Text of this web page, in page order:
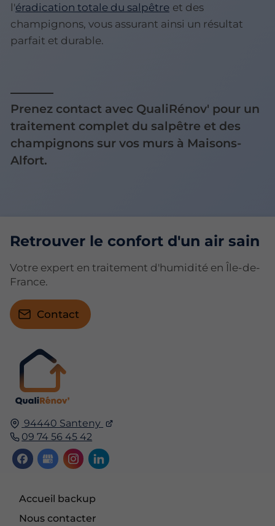
l'éradication totale du salpêtre et des
champignons, vous assurant ainsi un résultat
parfait et durable.
Prenez contact avec QualiRénov' pour un
traitement complet du salpêtre et des
champignons sur vos murs à Maisons-
Alfort.
94440 Santeny
09 74 56 45 42
Accueil backup
Nous contacter
Retrouver le confort d'un air sain
Votre expert en traitement d'humidité en Île-de-
France.
Contact